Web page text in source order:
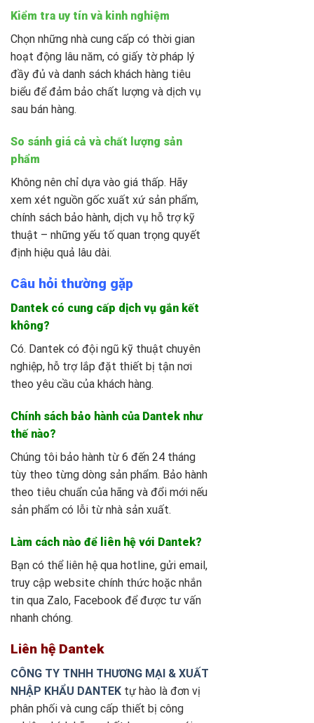
Kiểm tra uy tín và kinh nghiệm
Chọn những nhà cung cấp có thời gian
hoạt động lâu năm, có giấy tờ pháp lý
đầy đủ và danh sách khách hàng tiêu
biểu để đảm bảo chất lượng và dịch vụ
sau bán hàng.
So sánh giá cả và chất lượng sản
phẩm
Không nên chỉ dựa vào giá thấp. Hãy
xem xét nguồn gốc xuất xứ sản phẩm,
chính sách bảo hành, dịch vụ hỗ trợ kỹ
thuật – những yếu tố quan trọng quyết
định hiệu quả lâu dài.
Câu hỏi thường gặp
Dantek có cung cấp dịch vụ gắn kết
không?
Có. Dantek có đội ngũ kỹ thuật chuyên
nghiệp, hỗ trợ lắp đặt thiết bị tận nơi
theo yêu cầu của khách hàng.
Chính sách bảo hành của Dantek như
thế nào?
Chúng tôi bảo hành từ 6 đến 24 tháng
tùy theo từng dòng sản phẩm. Bảo hành
theo tiêu chuẩn của hãng và đổi mới nếu
sản phẩm có lỗi từ nhà sản xuất.
Làm cách nào để liên hệ với Dantek?
Bạn có thể liên hệ qua hotline, gửi email,
truy cập website chính thức hoặc nhắn
tin qua Zalo, Facebook để được tư vấn
nhanh chóng.
Liên hệ Dantek
CÔNG TY TNHH THƯƠNG MẠI & XUẤT
NHẬP KHẨU DANTEK tự hào là đơn vị
phân phối và cung cấp thiết bị công